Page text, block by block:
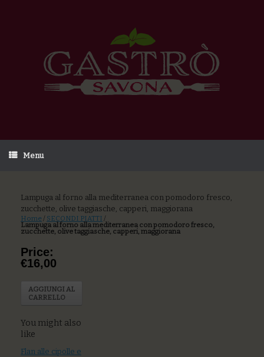
Menu
Lampuga al forno alla mediterranea con pomodoro fresco,
zucchette, olive taggiasche, capperi, maggiorana
Home / SECONDI PIATTI /
Lampuga al forno alla mediterranea con pomodoro fresco,
zucchette, olive taggiasche, capperi, maggiorana
Price:
€16,00
AGGIUNGI AL
CARRELLO
You might also
like
Flan alle cipolle e